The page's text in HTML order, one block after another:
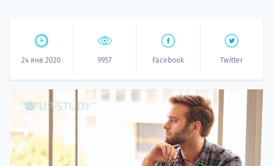
24 янв 2020 9957 Facebook Twitter
НАБОР